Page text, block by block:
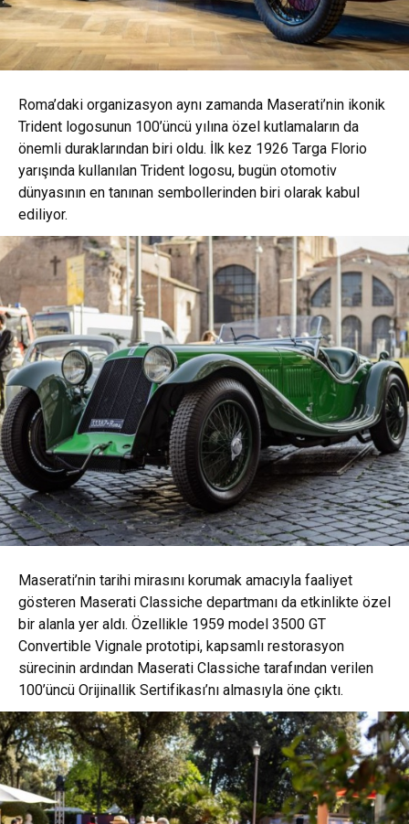
Roma’daki organizasyon aynı zamanda Maserati’nin ikonik
Trident logosunun 100’üncü yılına özel kutlamaların da
önemli duraklarından biri oldu. İlk kez 1926 Targa Florio
yarışında kullanılan Trident logosu, bugün otomotiv
dünyasının en tanınan sembollerinden biri olarak kabul
ediliyor.
Maserati’nin tarihi mirasını korumak amacıyla faaliyet
gösteren Maserati Classiche departmanı da etkinlikte özel
bir alanla yer aldı. Özellikle 1959 model 3500 GT
Convertible Vignale prototipi, kapsamlı restorasyon
sürecinin ardından Maserati Classiche tarafından verilen
100’üncü Orijinallik Sertifikası’nı almasıyla öne çıktı.